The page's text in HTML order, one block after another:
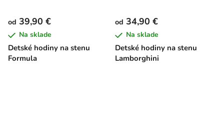
Detské hodiny na stenu
Formula
od 39,90 €
Na sklade
Detské hodiny na stenu
Lamborghini
od 34,90 €
Na sklade